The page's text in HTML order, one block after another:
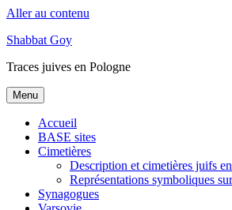
Aller au contenu
Shabbat Goy
Traces juives en Pologne
Menu
Accueil
BASE sites
Cimetières
Description et cimetières juifs
Représentations symboliques
Synagogues